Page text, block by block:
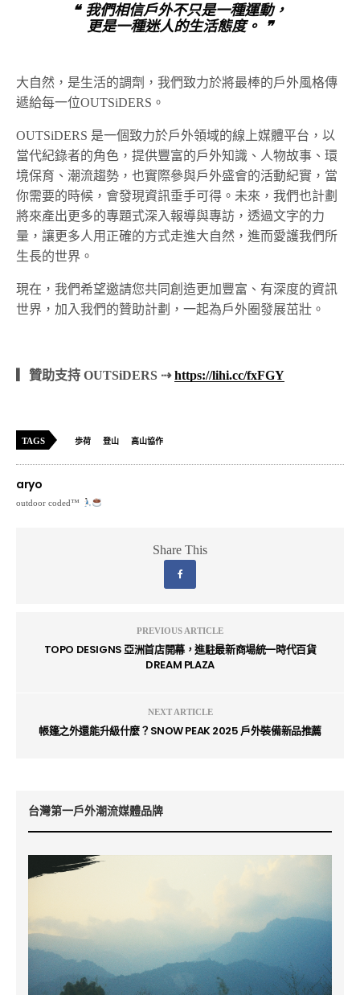
❝ 我們相信戶外不只是一種運動，
更是一種迷人的生活態度。 ❞
大自然，是生活的調劑，我們致力於將最棒的戶外風格傳
遞給每一位OUTSiDERS。
OUTSiDERS 是一個致力於戶外領域的線上媒體平台，以
當代紀錄者的角色，提供豐富的戶外知識、人物故事、環
境保育、潮流趨勢，也實際參與戶外盛會的活動紀實，當
你需要的時候，會發現資訊垂手可得。未來，我們也計劃
將來產出更多的專題式深入報導與專訪，透過文字的力
量，讓更多人用正確的方式走進大自然，進而愛護我們所
生長的世界。
現在，我們希望邀請您共同創造更加豐富、有深度的資訊
世界，加入我們的贊助計劃，一起為戶外圈發展茁壯。
▎贊助支持 OUTSiDERS ⇢https://lihi.cc/fxFGY
TAGS 歩荷 登山 高山協作
aryo
outdoor coded™
Share This
PREVIOUS ARTICLE
TOPO DESIGNS 亞洲首店開幕，進駐最新商場統一時代百貨
DREAM PLAZA
NEXT ARTICLE
帳篷之外還能升級什麼？SNOW PEAK 2025 戶外裝備新品推薦
台灣第一戶外潮流媒體品牌